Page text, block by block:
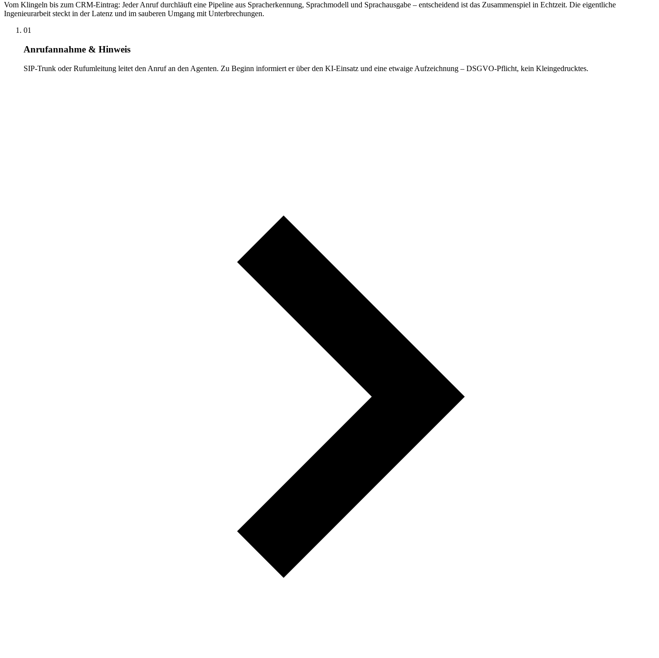
Vom Klingeln bis zum CRM-Eintrag: Jeder Anruf durchläuft eine Pipeline aus Spracherkennung, Sprachmodell und Sprachausgabe – entscheidend ist das Zusammenspiel in Echtzeit. Die eigentliche
Ingenieurarbeit steckt in der Latenz und im sauberen Umgang mit Unterbrechungen.
01
Anrufannahme & Hinweis
SIP-Trunk oder Rufumleitung leitet den Anruf an den Agenten. Zu Beginn informiert er über den KI-Einsatz und eine etwaige Aufzeichnung – DSGVO-Pflicht, kein Kleingedrucktes.